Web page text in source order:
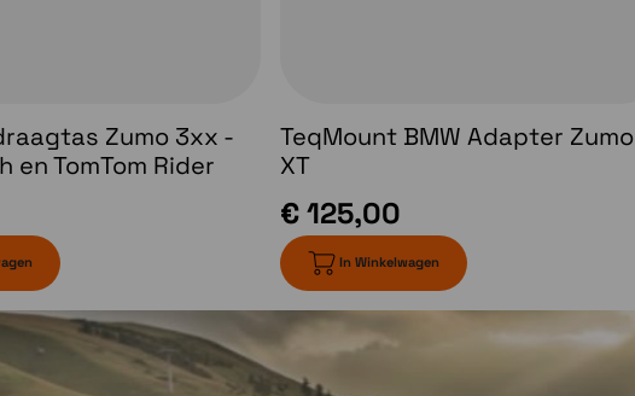
Waarschuwingen voor
verkeersonveilige
situaties en
opstoppingen
Zumo 3xx -
en TomTom Rider
TeqMount BMW Adapter Zumo
XT
€ 125,00
In Winkelwagen